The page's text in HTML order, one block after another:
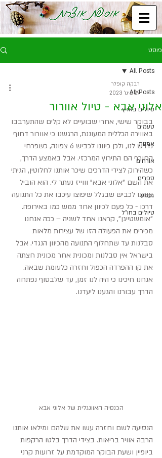
פוסט
All Posts
טיולים בארץ
טעמים
אמנות
אורחים
ספרים
געגוע
טיולים בחו"ל
All Posts
אלוני אבא - טיול אוורור
רבקה קופלר
29 בינו׳ 2023
בבוקר שישי, אחרי שבועיים לא קלים שהתערבבו
באווירה הכללית המעוננת, הרגשנו כי אוורור דחוף
נדרש לנו, ולכן כיוונו לכביש 6 צפונה, כשפרחי
החורף הם התירוץ המרכזי. אבל באמצע הדרך,
כשהירוק לצידי הדרכים שיכר אותנו לחלוטין, הגיתי
את השם "אלוני אבא" וווייז נעתר לי. הוא הוביל
אותנו לכביש שבגלל שיפוצו עיכבו את כל התנועה
דרכו - כל פעם לכיוון אחד ממש כמו באירופה.
"אומשטייגן", קראנו אחד לשניה – ככה אנחנו
מכירים את הפעולה הזו של עצירות מלאות
סבלנות עד שתחלוף התנועה מהכיוון הנגדי. אבל
בישראל אין סבלנות ומכונית אחר מכונית חצתה
את קו ההפרדה הכפול וחזרה כלעומת שבאה.
אנחנו חיכינו כי היה לנו זמן, עד שלבסוף נפתחה
הדרך עבורנו והגענו ליעדנו.
הכנסיה האוונגלית של אלוני אבא
הנסיעה לשם וחזרה עשו את שלהם ומילאו אותנו
הרבה אוויר בריאות. בצידי הדרך בלטו הרקפות
ביופיין ושעת הבוקר המוקדמת על זרועות קרני